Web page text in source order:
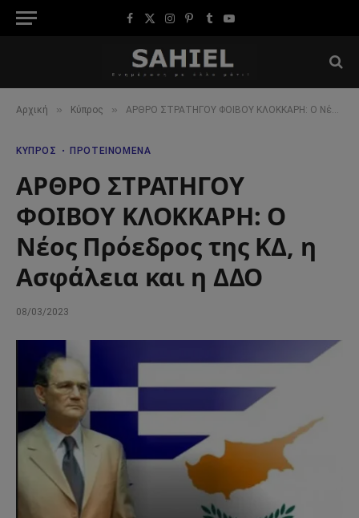
Facebook
X
Instagram
Pinterest
TumblrYouTube
Αρχική » Κύπρος » ΑΡΘΡΟ ΣΤΡΑΤΗΓΟΥ ΦΟΙΒΟΥ ΚΛΟΚΚΑΡΗ: Ο Νέος Πρόεδρος της ΚΔ, η Ασφάλεια και η ΔΔΟ
ΚΎΠΡΟΣ ΠΡΟΤΕΙΝΌΜΕΝΑ
ΑΡΘΡΟ ΣΤΡΑΤΗΓΟΥ
ΦΟΙΒΟΥ ΚΛΟΚΚΑΡΗ: Ο
Νέος Πρόεδρος της ΚΔ, η
Ασφάλεια και η ΔΔΟ
08/03/2023